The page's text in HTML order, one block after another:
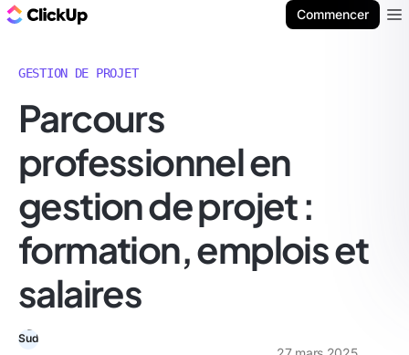
Commencer
GESTION DE PROJET
Parcours
professionnel en
gestion de projet :
formation, emplois et
salaires